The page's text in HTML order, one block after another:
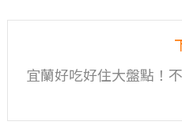
宜蘭好吃好住大盤點！